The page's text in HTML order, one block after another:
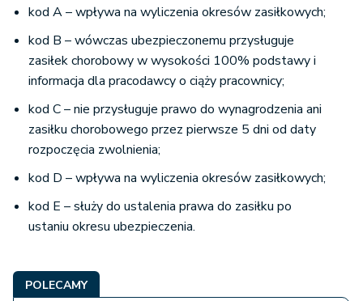
kod A – wpływa na wyliczenia okresów zasiłkowych;
kod B – wówczas ubezpieczonemu przysługuje
zasiłek chorobowy w wysokości 100% podstawy i
informacja dla pracodawcy o ciąży pracownicy;
kod C – nie przysługuje prawo do wynagrodzenia ani
zasiłku chorobowego przez pierwsze 5 dni od daty
rozpoczęcia zwolnienia;
kod D – wpływa na wyliczenia okresów zasiłkowych;
kod E – służy do ustalenia prawa do zasiłku po
ustaniu okresu ubezpieczenia.
POLECAMY